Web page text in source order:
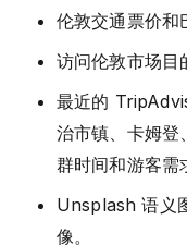
伦敦交通票价和
访问伦敦市场目
最近的
治市镇、卡姆登
群时间和游客需
Unsplash 语义
像。